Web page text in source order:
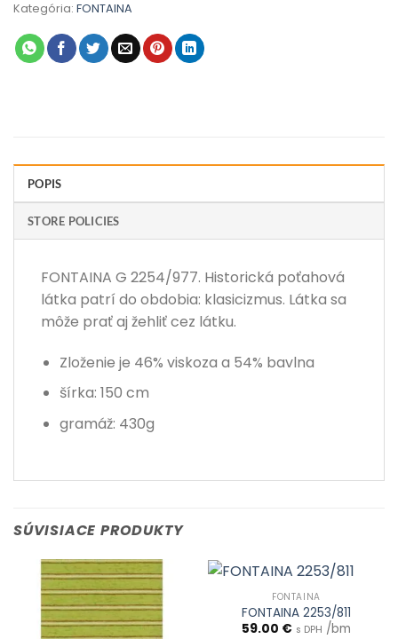
Kategória: FONTAINA
POPIS
STORE POLICIES
FONTAINA G 2254/977. Historická poťahová
látka patrí do obdobia: klasicizmus. Látka sa
môže prať aj žehliť cez látku.
Zloženie je 46% viskoza a 54% bavlna
šírka: 150 cm
gramáž: 430g
SÚVISIACE PRODUKTY
FONTAINA
FONTAINA 2253/811
59.00 € s DPH /bm